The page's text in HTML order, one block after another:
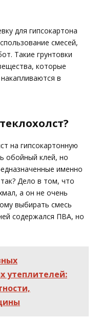
для гипсокартона
смесей,
Такие грунтовки
которые
в
на гипсокартонную
обойный клей, но
именно
Дело в том, что
а он не очень
выбирать смесь
содержался ПВА, но
утеплителей: